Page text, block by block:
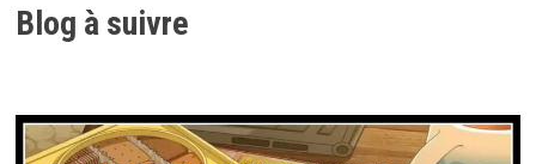
Blog à suivre